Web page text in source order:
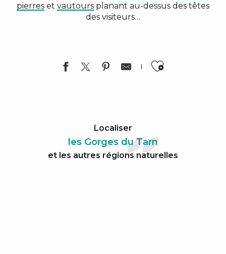
pierres et vautours planant au-dessus des têtes
des visiteurs…
Ajouter
Localiser
les Gorges du Tarn
et les autres régions naturelles